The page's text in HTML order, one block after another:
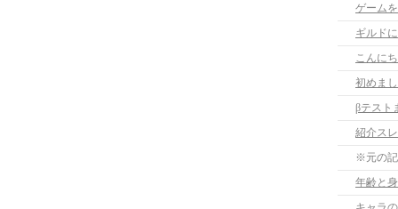
ゲーム
ギルド
こんに
初めま
βテスト
紹介ス
※元の記
年齢と